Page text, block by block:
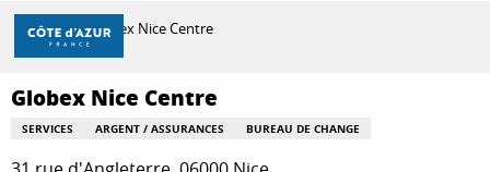
Aller
contenu
principal
DÉCOUVRIR
Accueil Globex Nice Centre
Globex Nice Centre
SERVICES ARGENT / ASSURANCES BUREAU DE CHANGE